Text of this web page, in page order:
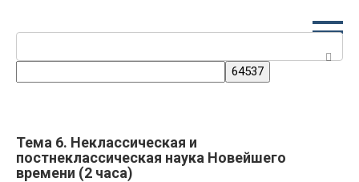
Тема 6. Неклассическая и
постнеклассическая наука Новейшего
времени (2 часа)